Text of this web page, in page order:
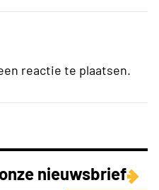
reactie te plaatsen.
nieuwsbrief